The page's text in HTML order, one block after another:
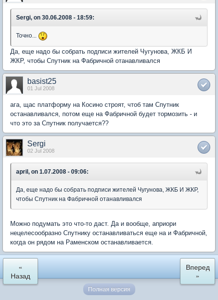
Sergi, on 30.06.2008 - 18:59:
Точно...
Да, еще надо бы собрать подписи жителей Чугунова, ЖКБ И
ЖКР, чтобы Спутник на Фабричной отанавливался
basist25
01 Jul 2008
ага, щас платформу на Косино строят, чтоб там Спутник
останавливался, потом еще на Фабричной будет тормозить - и
что это за Спутник получается??
Sergi
02 Jul 2008
april, on 1.07.2008 - 09:06:
Да, еще надо бы собрать подписи жителей Чугунова, ЖКБ И ЖКР,
чтобы Спутник на Фабричной отанавливался
Можно подумать это что-то даст. Да и вообще, априори
нецелесообразно Спутнику останавливаться еще на и Фабричной,
когда он рядом на Раменском останавливается.
«
Назад
Вперед
»
Полная версия